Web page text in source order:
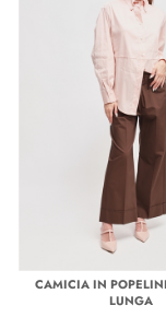
CAMICIA IN
LUNGA